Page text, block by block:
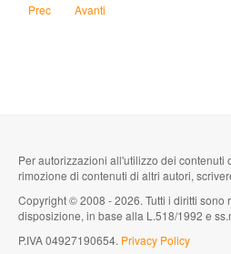
Articolo precedente: I condensatori
Prec Articolo successivo: Da cosa
Avanti
Per autorizzazioni all'utilizzo dei contenuti
rimozione di contenuti di altri autori,
Copyright © 2008 - 2026. Tutti i diritti sono
disposizione, in base alla L.518/1992 e
P.IVA 04927190654. Privacy Policy